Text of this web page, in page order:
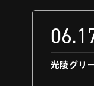
光陵グリ